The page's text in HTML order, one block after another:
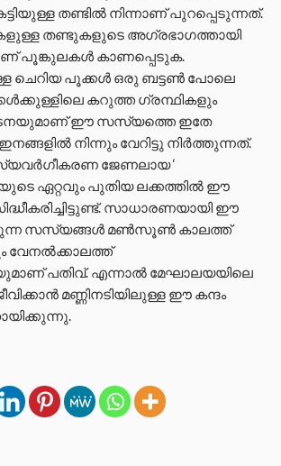
തണ്ടിൽ നിന്നാണ് പുറപ്പെടുന്നത്.
തണ്ടുകളുടെ അഗ്രഭാഗത്തായി
പൂങ്കുലകൾ കാണപ്പെടുക.
ചെറിയ പൂക്കൾ ഒരു ബട്ടൺ പോലെ
കറുത്ത ഗ്രന്ഥികളും
ഈ സസ്യത്തെ ഇതേ
ഇനങ്ങളിൽ നിന്നും വേറിട്ടു നിർത്തുന്നത്.
ജേണലായ ‘
യുടെ ഏറ്റവും പുതിയ ലക്കത്തിൽ ഈ
സാധാരണയായി ഈ
സസ്യങ്ങൾ മൺസൂൺ കാലത്ത്
വേനൽക്കാലത്ത്
പതിവ്. എന്നാൽ മേഘാലയയിലെ
മണ്ണിനടിയിലുള്ള ഈ കന്ദം